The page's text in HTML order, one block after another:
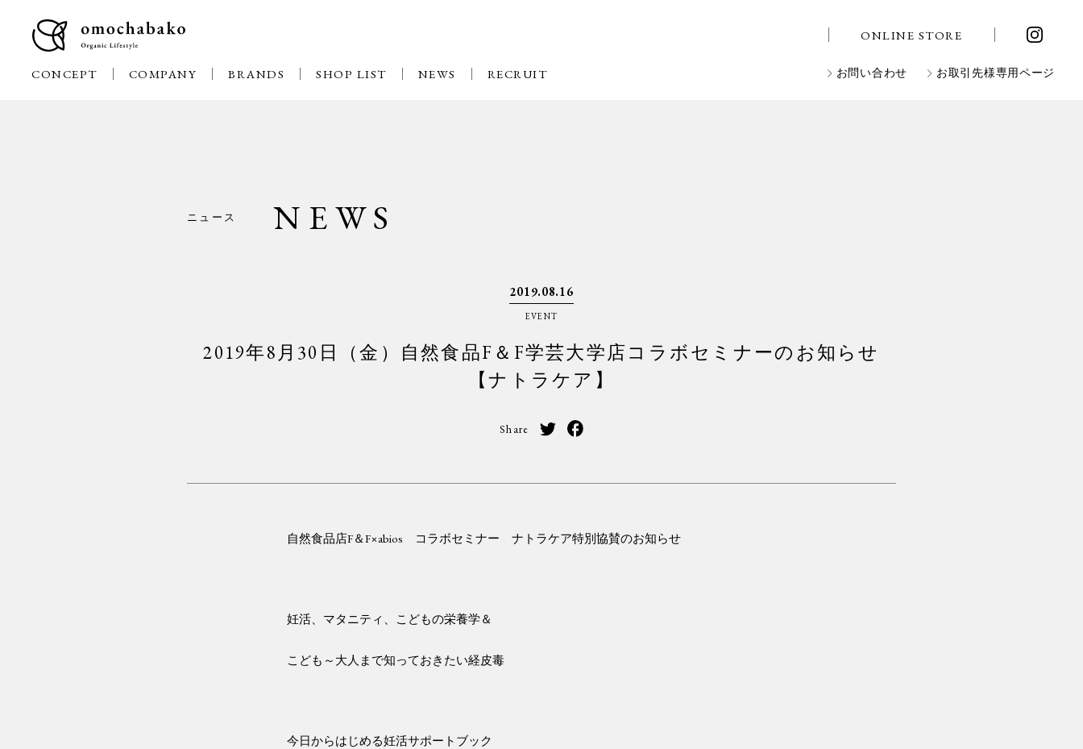
ONLINE STORE
お問い合わせ お取引先様専用ページ
CONCEPT COMPANY BRANDS SHOP LIST NEWS RECRUIT
ニュース NEWS
2019.08.16
EVENT
2019年8月30日（金）自然食品F＆F学芸大学店コラボセミナーのお知らせ
【ナトラケア】
Share
自然食品店F＆F×abios コラボセミナー ナトラケア特別協賛のお知らせ
妊活、マタニティ、こどもの栄養学＆
こども～大人まで知っておきたい経皮毒
今日からはじめる妊活サポートブック